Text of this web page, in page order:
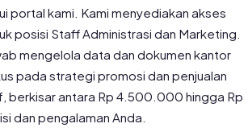
portal kami. Kami menyediakan akses
posisi Staff Administrasi dan Marketing.
mengelola data dan dokumen kantor
pada strategi promosi dan penjualan
berkisar antara Rp 4.500.000 hingga Rp
dan pengalaman Anda.